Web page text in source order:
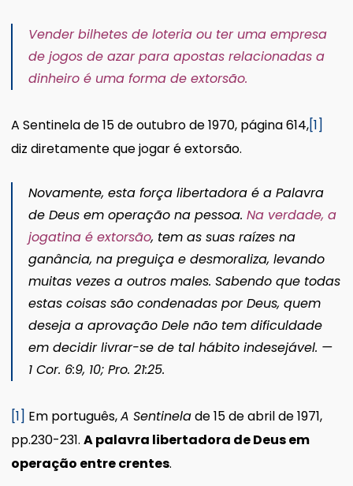
Vender bilhetes de loteria ou ter uma empresa
de jogos de azar para apostas relacionadas a
dinheiro é uma forma de extorsão.
A Sentinela de 15 de outubro de 1970, página 614,[1]
diz diretamente que jogar é extorsão.
Novamente, esta força libertadora é a Palavra
de Deus em operação na pessoa. Na verdade, a
jogatina é extorsão, tem as suas raízes na
ganância, na preguiça e desmoraliza, levando
muitas vezes a outros males. Sabendo que todas
estas coisas são condenadas por Deus, quem
deseja a aprovação Dele não tem dificuldade
em decidir livrar-se de tal hábito indesejável. —
1 Cor. 6:9, 10; Pro. 21:25.
[1] Em português,A Sentinelade 15 de abril de 1971,
pp.230-231. A palavra libertadora de Deus em
operação entre crentes.